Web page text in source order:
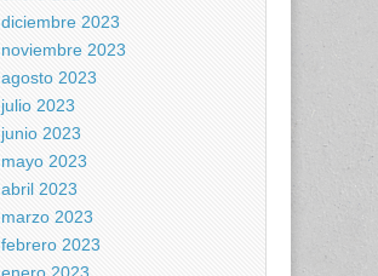
diciembre 2023
noviembre 2023
agosto 2023
julio 2023
junio 2023
mayo 2023
abril 2023
marzo 2023
febrero 2023